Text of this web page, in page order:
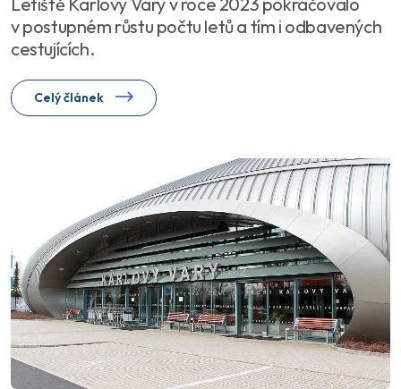
v postupném růstu počtu letů a tím i odbavených
cestujících.
Celý článek